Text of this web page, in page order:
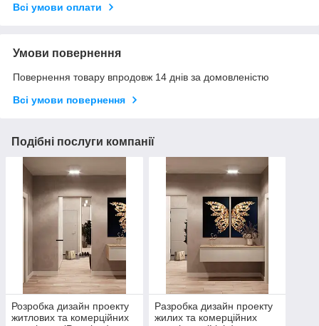
Всі умови оплати
Умови повернення
Повернення товару впродовж 14 днів за домовленістю
Всі умови повернення
Подібні послуги компанії
Розробка дизайн проекту
житлових та комерційних
Разробка дизайн проекту
жилих та комерційних